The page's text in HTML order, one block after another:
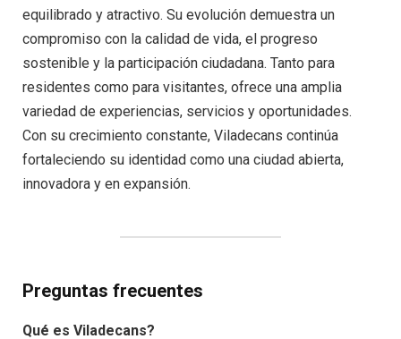
equilibrado y atractivo. Su evolución demuestra un
compromiso con la calidad de vida, el progreso
sostenible y la participación ciudadana. Tanto para
residentes como para visitantes, ofrece una amplia
variedad de experiencias, servicios y oportunidades.
Con su crecimiento constante, Viladecans continúa
fortaleciendo su identidad como una ciudad abierta,
innovadora y en expansión.
Preguntas frecuentes
Qué es Viladecans?